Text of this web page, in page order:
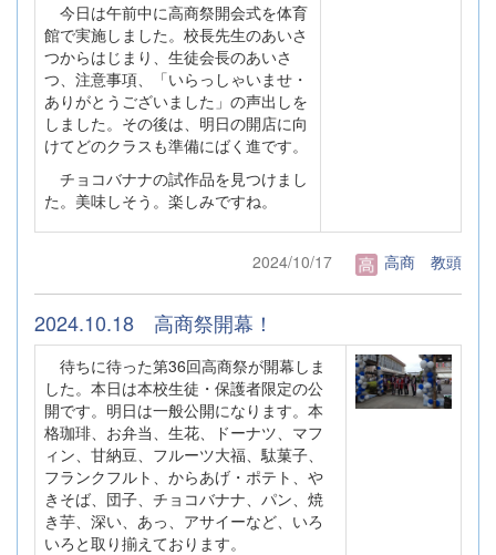
今日は午前中に高商祭開会式を体育
館で実施しました。校長先生のあいさ
つからはじまり、生徒会長のあいさ
つ、注意事項、「いらっしゃいませ・
ありがとうございました」の声出しを
しました。その後は、明日の開店に向
けてどのクラスも準備にばく進です。
チョコバナナの試作品を見つけまし
た。美味しそう。楽しみですね。
2024/10/17 高商 教頭
2024.10.18 高商祭開幕！
待ちに待った第36回高商祭が開幕しま
した。本日は本校生徒・保護者限定の公
開です。明日は一般公開になります。本
格珈琲、お弁当、生花、ドーナツ、マフ
ィン、甘納豆、フルーツ大福、駄菓子、
フランクフルト、からあげ・ポテト、や
きそば、団子、チョコバナナ、パン、焼
き芋、深い、あっ、アサイーなど、いろ
いろと取り揃えております。